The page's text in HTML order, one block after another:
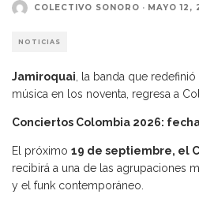
COLECTIVO SONORO · MAYO 12,
NOTICIAS
Jamiroquai , la banda que
música en los noventa, regresa a
Conciertos Colombia 2026:
El próximo 19 de septiembre, el
recibirá a una de las agrupaciones
y el funk contemporáneo.